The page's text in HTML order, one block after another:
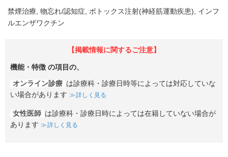
禁煙治療 物忘れ/認知症 ボトックス注射(神経筋運動疾患)
インフ
ルエンザワクチン
【掲載情報に関するご注意】
機能・特徴 の項目の、
オンライン診療 は診療科・診療日時等によっては対応していな
い場合があります
詳しく見る
女性医師 は診療科・診療日時によっては在籍していない場合が
あります
詳しく見る